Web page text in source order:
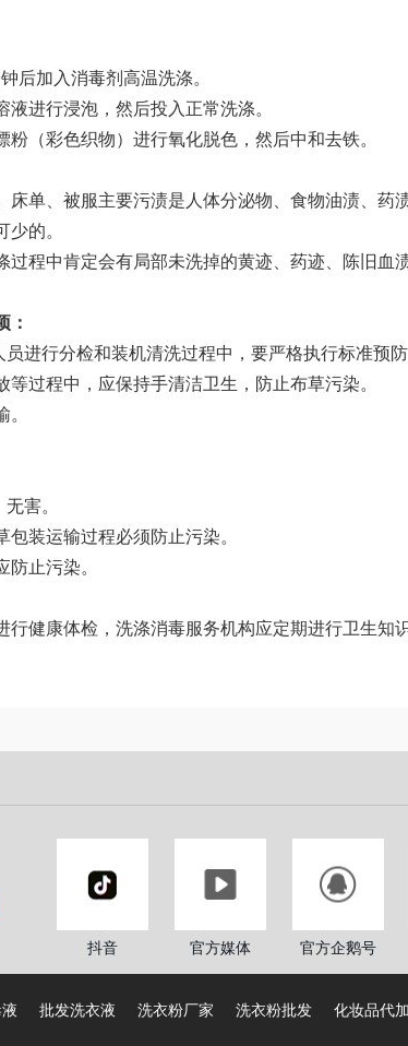
后加入消毒剂高温洗涤。
进行浸泡，然后投入正常洗涤。
（彩色织物）进行氧化脱色，然后中和去铁。
单、被服主要污渍是人体分泌物、食物油渍、药
的。
程中肯定会有局部未洗掉的黄迹、药迹、陈旧血
：
行分检和装机清洗过程中，要严格执行标准预防
程中，应保持手清洁卫生，防止布草污染。
害。
装运输过程必须防止污染。
止污染。
健康体检，洗涤消毒服务机构应定期进行卫生知
抖音 官方媒体 官方企鹅号
批发洗衣液 洗衣粉厂家 洗衣粉批发 化妆品代